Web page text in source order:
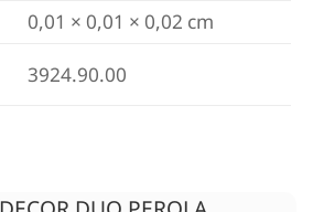
0,01 × 0,01 × 0,02 cm
3924.90.00